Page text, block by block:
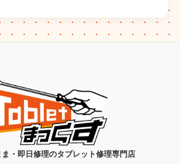
・即日修理のタブレット修理専門店